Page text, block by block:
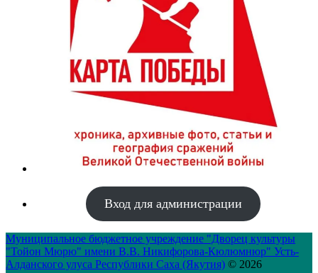
Вход для администрации
Муниципальное бюджетное учреждение "Дворец культуры
"Тойон Мюрю" имени В.В. Никифорова-Кюлюмнюр" Усть-
Алданского улуса Республики Саха (Якутия) © 2026